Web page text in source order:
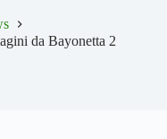
da Bayonetta 2